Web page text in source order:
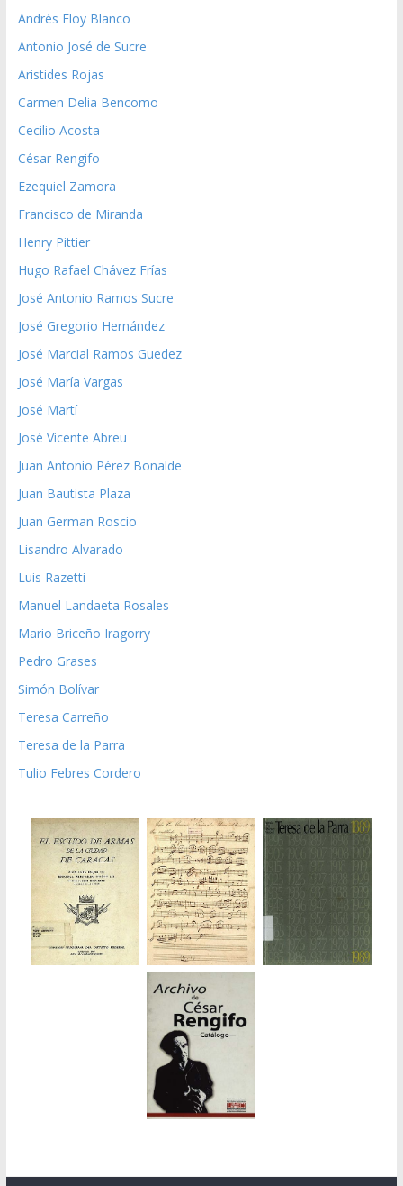
Andrés Eloy Blanco
Antonio José de Sucre
Aristides Rojas
Carmen Delia Bencomo
Cecilio Acosta
César Rengifo
Ezequiel Zamora
Francisco de Miranda
Henry Pittier
Hugo Rafael Chávez Frías
José Antonio Ramos Sucre
José Gregorio Hernández
José Marcial Ramos Guedez
José María Vargas
José Martí
José Vicente Abreu
Juan Antonio Pérez Bonalde
Juan Bautista Plaza
Juan German Roscio
Lisandro Alvarado
Luis Razetti
Manuel Landaeta Rosales
Mario Briceño Iragorry
Pedro Grases
Simón Bolívar
Teresa Carreño
Teresa de la Parra
Tulio Febres Cordero